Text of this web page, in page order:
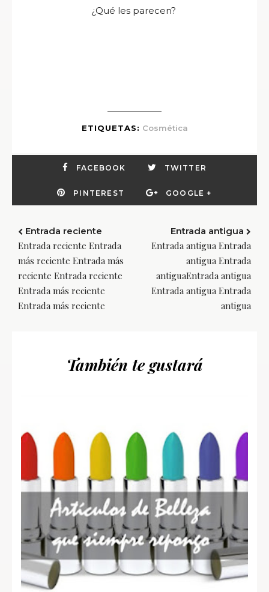
¿Qué les parecen?
ETIQUETAS: Cosmética
FACEBOOK TWITTER
PINTEREST GOOGLE +
Entrada reciente
Entrada reciente Entrada
más reciente Entrada más
reciente Entrada reciente
Entrada más reciente
Entrada más reciente
Entrada antigua
Entrada antigua Entrada
antigua Entrada
antiguaEntrada antigua
Entrada antigua Entrada
antigua
También te gustará